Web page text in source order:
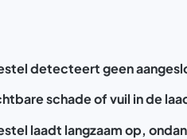
detecteert geen
schade of vuil in de
laadt langzaam op,